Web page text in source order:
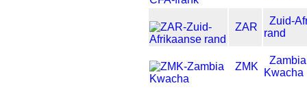
ZAR
Zuid-
rand
ZMK
Zambia
Kwacha